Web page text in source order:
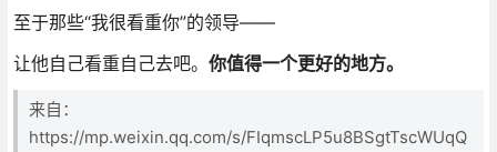
至于那些“我很看重你”的领导——
让他自己看重自己去吧。 你值得一个更好的地方。
来自：
https://mp.weixin.qq.com/s/FIqmscLP5u8BSgtTscWUqQ